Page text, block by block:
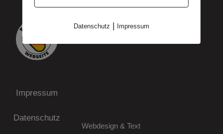
Impressum
Datenschutz
Webdesign & Text
Datenschutz | Impressum